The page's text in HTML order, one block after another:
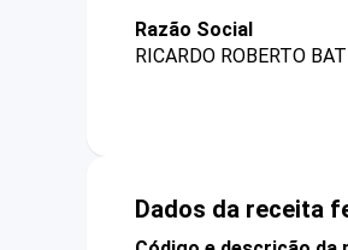
Razão Social
RICARDO ROBERTO
Dados da receita